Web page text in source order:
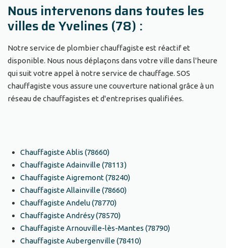
Nous intervenons dans toutes les
villes de Yvelines (78) :
Notre service de plombier chauffagiste est réactif et
disponible. Nous nous déplaçons dans votre ville dans l'heure
qui suit votre appel à notre service de chauffage. SOS
chauffagiste vous assure une couverture national grâce à un
réseau de chauffagistes et d'entreprises qualifiées.
Chauffagiste Ablis (78660)
Chauffagiste Adainville (78113)
Chauffagiste Aigremont (78240)
Chauffagiste Allainville (78660)
Chauffagiste Andelu (78770)
Chauffagiste Andrésy (78570)
Chauffagiste Arnouville-lès-Mantes (78790)
Chauffagiste Aubergenville (78410)